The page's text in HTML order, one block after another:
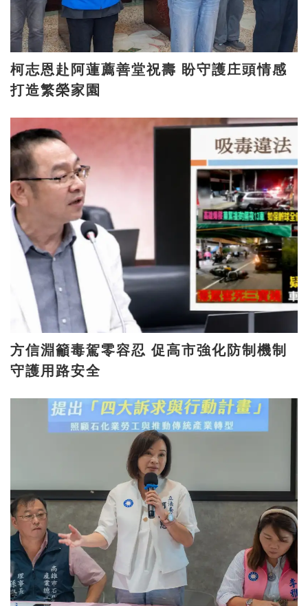
柯志恩赴阿蓮薦善堂祝壽 盼守護庄頭情感
打造繁榮家園
方信淵籲毒駕零容忍 促高市強化防制機制
守護用路安全